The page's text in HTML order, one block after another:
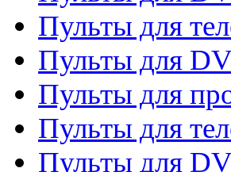
Пульты для
Пульты для
Пульты для
Пульты для
Пульты для